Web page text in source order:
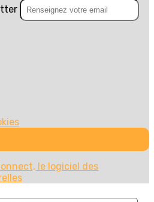
le logiciel des